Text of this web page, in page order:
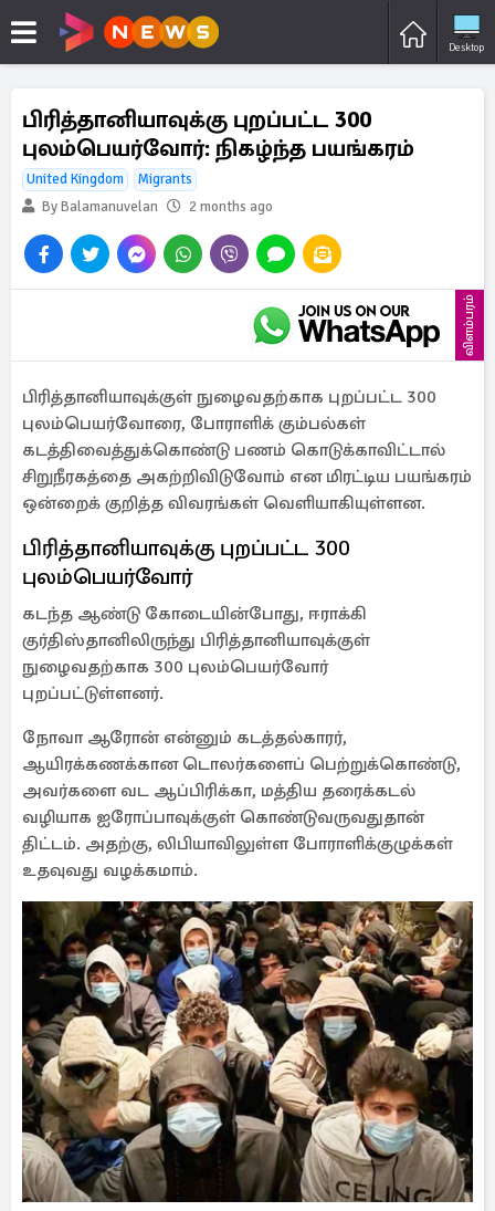
Desktop
பிரித்தானியாவுக்கு புறப்பட்ட 300
புலம்பெயர்வோர்: நிகழ்ந்த பயங்கரம்
United Kingdom
Migrants
By Balamanuvelan
2 months ago
விளம்பரம்
பிரித்தானியாவுக்குள் நுழைவதற்காக புறப்பட்ட 300
புலம்பெயர்வோரை, போராளிக் கும்பல்கள்
கடத்திவைத்துக்கொண்டு பணம் கொடுக்காவிட்டால்
சிறுநீரகத்தை அகற்றிவிடுவோம் என மிரட்டிய பயங்கரம்
ஒன்றைக் குறித்த விவரங்கள் வெளியாகியுள்ளன.
பிரித்தானியாவுக்கு புறப்பட்ட 300
புலம்பெயர்வோர்
கடந்த ஆண்டு கோடையின்போது, ஈராக்கி
குர்திஸ்தானிலிருந்து பிரித்தானியாவுக்குள்
நுழைவதற்காக 300 புலம்பெயர்வோர்
புறப்பட்டுள்ளனர்.
நோவா ஆரோன் என்னும் கடத்தல்காரர்,
ஆயிரக்கணக்கான டொலர்களைப் பெற்றுக்கொண்டு,
அவர்களை வட ஆப்பிரிக்கா, மத்திய தரைக்கடல்
வழியாக ஐரோப்பாவுக்குள் கொண்டுவருவதுதான்
திட்டம். அதற்கு, லிபியாவிலுள்ள போராளிக்குழுக்கள்
உதவுவது வழக்கமாம்.